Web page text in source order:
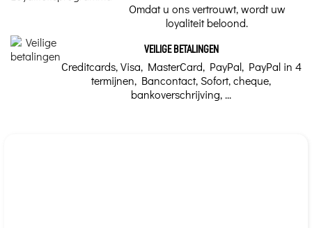
Omdat u ons vertrouwt, wordt uw
loyaliteit beloond.
VEILIGE BETALINGEN
Creditcards, Visa, MasterCard, PayPal, PayPal in 4
termijnen, Bancontact, Sofort, cheque,
bankoverschrijving, ...